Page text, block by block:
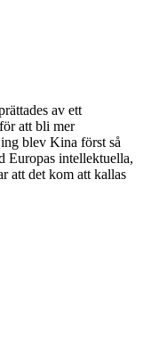
av ett
att bli mer
blev Kina först så
Europas intellektuella,
att det kom att kallas